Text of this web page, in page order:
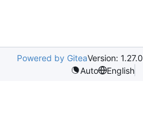
Powered by GiteaVersion: 1.27.0
Auto
English